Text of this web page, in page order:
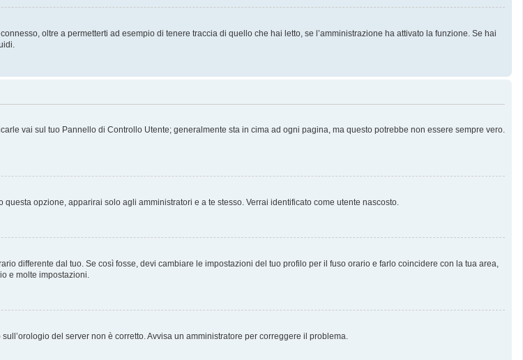
oltre a permetterti ad esempio di tenere traccia di quello che hai letto, se l’amministrazione ha attivato la funzione. Se hai
vai sul tuo Pannello di Controllo Utente; generalmente sta in cima ad ogni pagina, ma questo potrebbe non essere sempre vero.
questa opzione, apparirai solo agli amministratori e a te stesso. Verrai identificato come utente nascosto.
differente dal tuo. Se così fosse, devi cambiare le impostazioni del tuo profilo per il fuso orario e farlo coincidere con la tua area,
e molte impostazioni.
del server non è corretto. Avvisa un amministratore per correggere il problema.